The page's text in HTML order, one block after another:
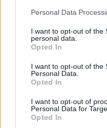
Personal Data
I want to opt-out of the
personal data.
Opted In
I want to opt-out of the
Personal Data.
Opted In
I want to opt-out of
Personal Data for
Opted In
cui si è
E sembra ungarbato
commento diGiorgia
istituzionia chi ogni
incolumità per